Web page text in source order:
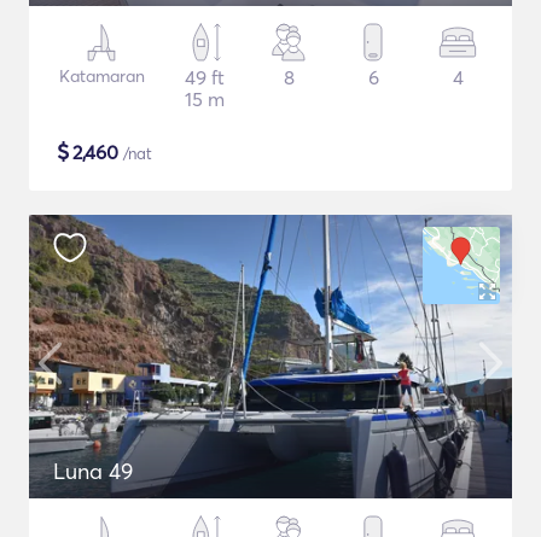
Katamaran
49 ft
15 m
8 6 4
$2,460 /nat
Luna 49